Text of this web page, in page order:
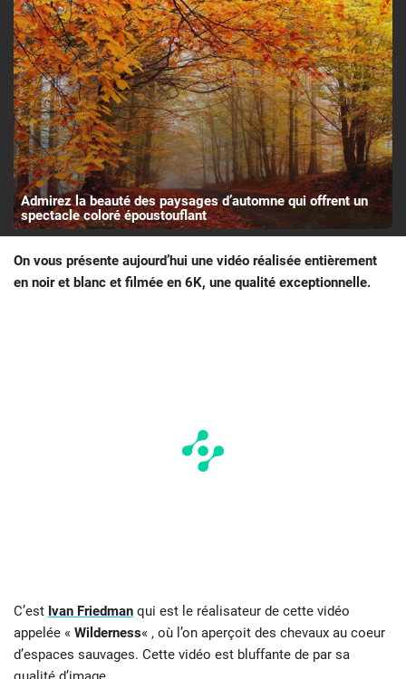
Admirez la beauté des paysages d’automne qui offrent un
spectacle coloré époustouflant
On vous présente aujourd’hui une vidéo réalisée entièrement
en noir et blanc et filmée en 6K, une qualité exceptionnelle.
C’est Ivan Friedman qui est le réalisateur de cette vidéo
appelée « Wilderness« , où l’on aperçoit des chevaux au coeur
d’espaces sauvages. Cette vidéo est bluffante de par sa